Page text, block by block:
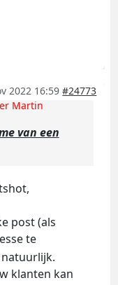
2022 16:59 #24773
Martin
van een
post (als
te
klanten kan